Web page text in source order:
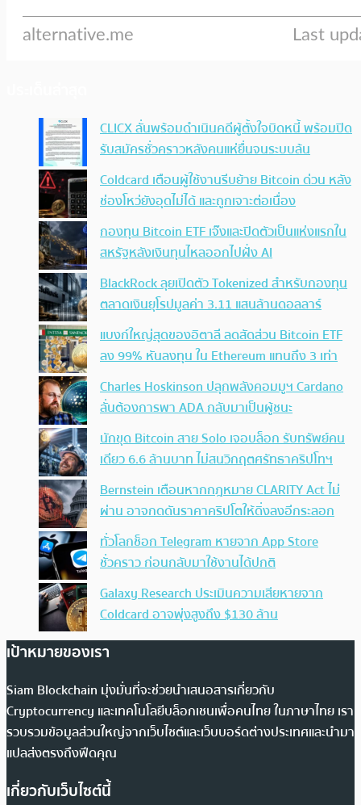
CLICX ลั่นพร้อมดำเนินคดีผู้ตั้งใจบิดหนี้ พร้อมปิด
รับสมัครชั่วคราวหลังคนแห่ยื่นจนระบบล้น
Coldcard เตือนผู้ใช้งานรีบย้าย Bitcoin ด่วน หลัง
ช่องโหว่ยังอุดไม่ได้ และถูกเจาะต่อเนื่อง
กองทุน Bitcoin ETF เจ๊งและปิดตัวเป็นแห่งแรกใน
สหรัฐหลังเงินทุนไหลออกไปฝั่ง AI
BlackRock ลุยเปิดตัว Tokenized สำหรับกองทุน
ตลาดเงินยุโรปมูลค่า 3.11 แสนล้านดอลลาร์
แบงก์ใหญ่สุดของอิตาลี ลดสัดส่วน Bitcoin ETF
ลง 99% หันลงทุน ใน Ethereum แทนถึง 3 เท่า
Charles Hoskinson ปลุกพลังคอมมูฯ Cardano
ลั่นต้องการพา ADA กลับมาเป็นผู้ชนะ
นักขุด Bitcoin สาย Solo เจอบล็อก รับทรัพย์คน
เดียว 6.6 ล้านบาท ไม่สนวิกฤตศรัทธาคริปโทฯ
Bernstein เตือนหากกฎหมาย CLARITY Act ไม่
ผ่าน อาจกดดันราคาคริปโตให้ดิ่งลงอีกระลอก
ทั่วโลกช็อก Telegram หายจาก App Store
ชั่วคราว ก่อนกลับมาใช้งานได้ปกติ
Galaxy Research ประเมินความเสียหายจาก
Coldcard อาจพุ่งสูงถึง $130 ล้าน
เป้าหมายของเรา
Siam Blockchain มุ่งมั่นที่จะช่วยนำเสนอสารเกี่ยวกับ
Cryptocurrency และเทคโนโลยีบล็อกเชนเพื่อคนไทย ในภาษาไทย เรา
รวบรวมข้อมูลส่วนใหญ่จากเว็บไซต์และเว็บบอร์ดต่างประเทศและนำมา
แปลส่งตรงถึงฟีดคุณ
เกี่ยวกับเว็บไซต์นี้